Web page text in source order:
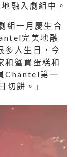
融入劇組中。
組一月慶生合
完美地融
多人生日，今
和蟹買蛋糕和
Chantel第一
切餅。」